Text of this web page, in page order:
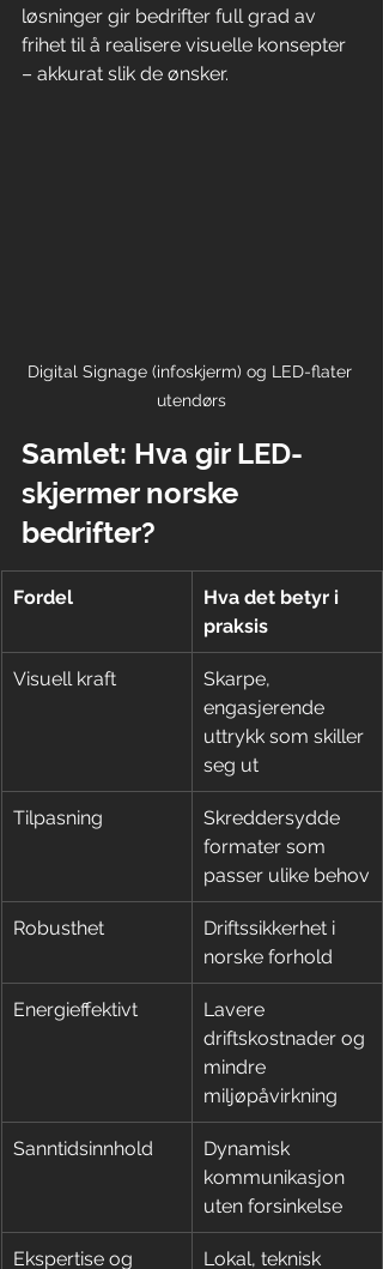
løsninger gir bedrifter full grad av
frihet til å realisere visuelle konsepter
– akkurat slik de ønsker.
Digital Signage (infoskjerm) og LED-flater
utendørs
Samlet: Hva gir LED-
skjermer norske
bedrifter?
Fordel
Hva det betyr i
praksis
Visuell kraft
Skarpe,
engasjerende
uttrykk som skiller
seg ut
Tilpasning
Skreddersydde
formater som
passer ulike behov
Robusthet
Driftssikkerhet i
norske forhold
Energieffektivt
Lavere
driftskostnader og
mindre
miljøpåvirkning
Sanntidsinnhold
Dynamisk
kommunikasjon
uten forsinkelse
Ekspertise og Lokal, teknisk